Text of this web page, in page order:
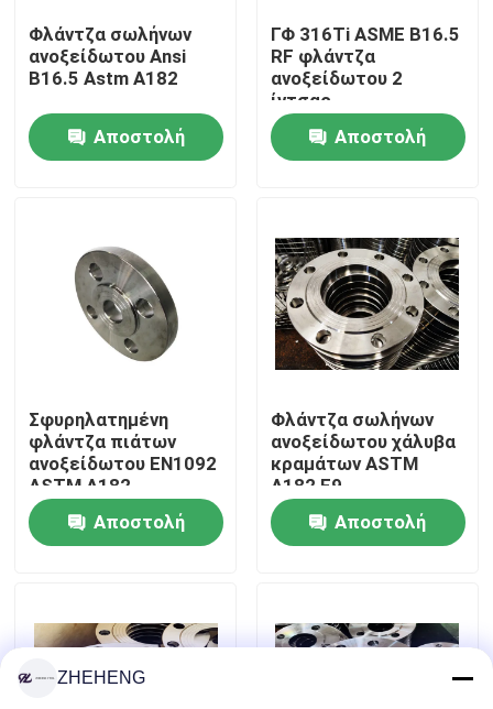
Σπίτι
Προϊόντα
Γύρος εργοστασίων
Ποιοτικός έλεγχος
Company News
Τοποθετήσεις σωληνώσεων ανοξείδωτου
Αγκώνας σωλήνων ανοξείδωτου
Φλάντζα σωλήνων
ανοξείδωτου Ansi
B16.5 Astm A182
Αποστολή
ΓΦ 316Ti ASME B16.5
RF φλάντζα
ανοξείδωτου 2
ίντσας
Αποστολή
Σφυρηλατημένη
φλάντζα πιάτων
ανοξείδωτου EN1092
ASTM A182
Αποστολή
Φλάντζα σωλήνων
ανοξείδωτου χάλυβα
κραμάτων ASTM
A182 F9
Αποστολή
ZHEHENG